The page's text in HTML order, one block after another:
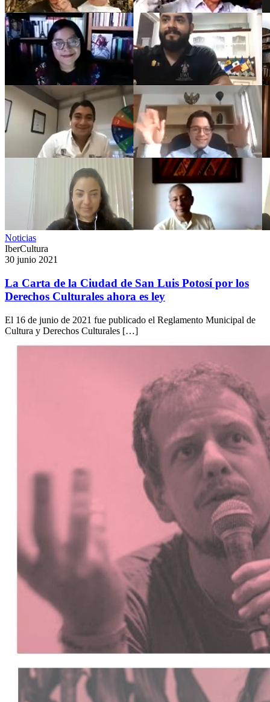
Noticias
IberCultura
30 junio 2021
La Carta de la Ciudad de San Luis Potosí por los
Derechos Culturales ahora es ley
El 16 de junio de 2021 fue publicado el Reglamento Municipal de
Cultura y Derechos Culturales […]